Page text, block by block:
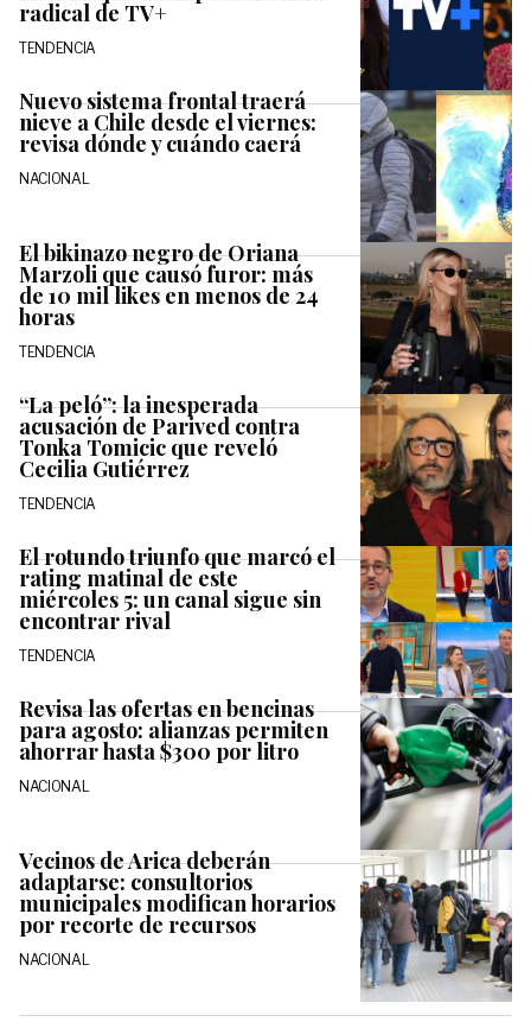
radical de TV+
TENDENCIA
Nuevo sistema frontal traerá
nieve a Chile desde el viernes:
revisa dónde y cuándo caerá
NACIONAL
El bikinazo negro de Oriana
Marzoli que causó furor: más
de 10 mil likes en menos de 24
horas
TENDENCIA
“La peló”: la inesperada
acusación de Parived contra
Tonka Tomicic que reveló
Cecilia Gutiérrez
TENDENCIA
El rotundo triunfo que marcó el
rating matinal de este
miércoles 5: un canal sigue sin
encontrar rival
TENDENCIA
Revisa las ofertas en bencinas
para agosto: alianzas permiten
ahorrar hasta $300 por litro
NACIONAL
Vecinos de Arica deberán
adaptarse: consultorios
municipales modifican horarios
por recorte de recursos
NACIONAL